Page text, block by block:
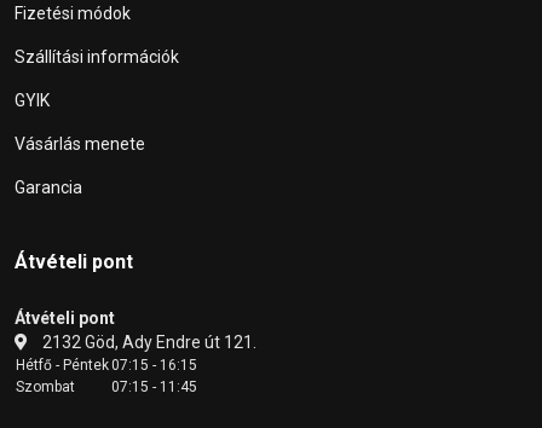
Fizetési módok
Szállítási információk
GYIK
Vásárlás menete
Garancia
Átvételi pont
Átvételi pont
2132 Göd, Ady Endre út 121.
Hétfő - Péntek07:15 - 16:15
Szombat
07:15 - 11:45